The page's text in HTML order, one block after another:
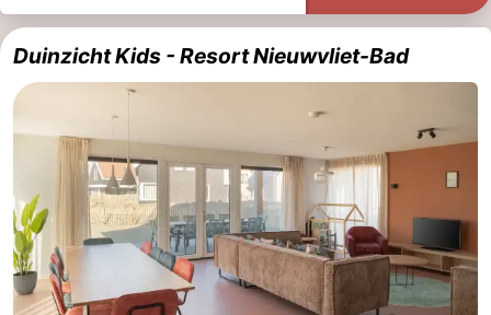
Duinzicht Kids - Resort Nieuwvliet-Bad